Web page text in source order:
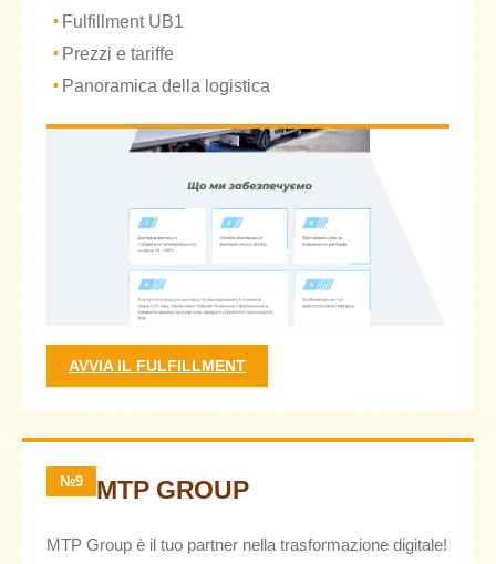
Fulfillment UB1
Prezzi e tariffe
Panoramica della logistica
AVVIA IL FULFILLMENT
№9 MTP GROUP
MTP Group è il tuo partner nella trasformazione digitale!